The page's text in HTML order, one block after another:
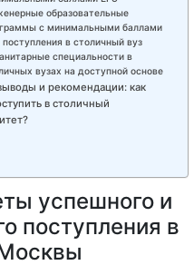
образовательные
с минимальными баллами
поступления в столичный вуз
специальности в
вузах на доступной основе
и рекомендации: как
в столичный
успешного и
поступления в